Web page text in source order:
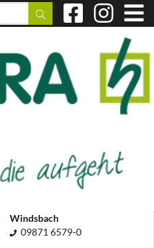
Windsbach
09871 6579-0